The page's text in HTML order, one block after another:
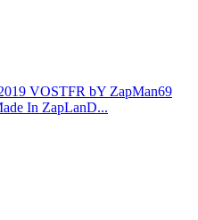
VOSTFR bY ZapMan69
In ZapLanD...